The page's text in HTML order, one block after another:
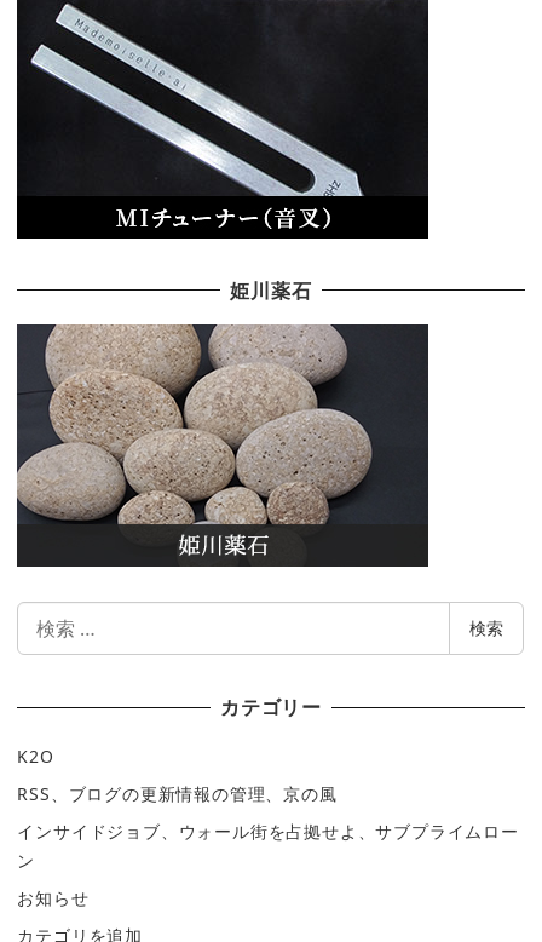
姫川薬石
検
検索
カテゴリー
K2O
RSS、ブログの更新情報の管理、京の風
インサイドジョブ、ウォール街を占拠せよ、サブプライムロー
ン
お知らせ
カテゴリを追加